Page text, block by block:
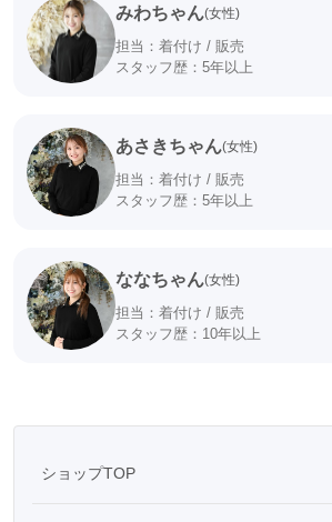
5回無料でレンタルしていただけます。
レンタル可能です。（色々な振袖が着れます）
みわちゃん(女性)
担当：着付け / 販売
スタッフ歴：5年以上
あさきちゃん(女性)
担当：着付け / 販売
スタッフ歴：5年以上
ななちゃん(女性)
担当：着付け / 販売
スタッフ歴：10年以上
ショップTOP